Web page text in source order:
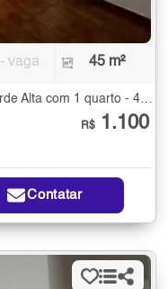
- vaga 45 m²
Casa Térrea para Alugar na Casa Verde Alta com 1 quarto - 45 m²
R$ 1.100
Contatar